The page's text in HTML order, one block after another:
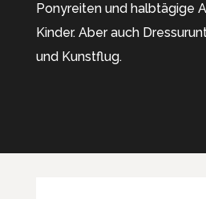
Ponyreiten und halbtägige
Kinder. Aber auch
und Kunstflug.